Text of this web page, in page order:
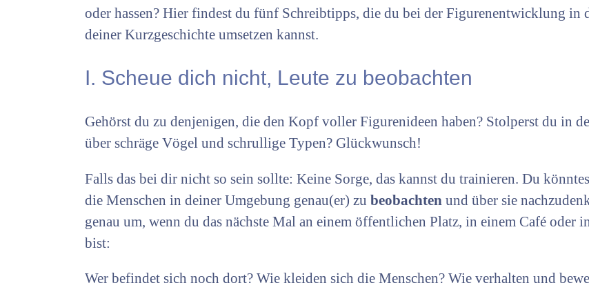
oder hassen? Hier findest du fünf Schreibtipps, die du bei der Figurenentwicklung in
deiner Kurzgeschichte umsetzen kannst.
I. Scheue dich nicht, Leute zu beobachten
Gehörst du zu denjenigen, die den Kopf voller Figurenideen haben? Stolperst du in
über schräge Vögel und schrullige Typen? Glückwunsch!
Falls das bei dir nicht so sein sollte: Keine Sorge, das kannst du trainieren. Du
die Menschen in deiner Umgebung genau(er) zu beobachten und über sie
genau um, wenn du das nächste Mal an einem öffentlichen Platz, in einem Café oder
bist:
Wer befindet sich noch dort? Wie kleiden sich die Menschen? Wie verhalten und